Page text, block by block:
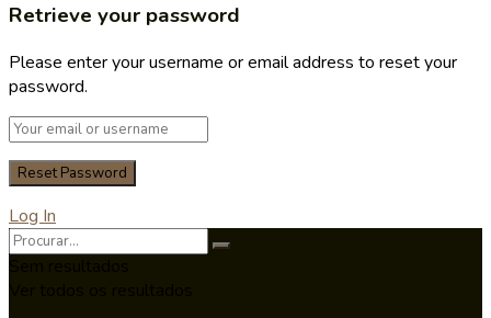
Retrieve your password
Please enter your username or email address to reset your
password.
Log In